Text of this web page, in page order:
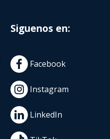
Siguenos en:
Facebook
Instagram
LinkedIn